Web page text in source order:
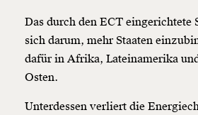
Das durch den ECT eingerichtete
sich darum, mehr Staaten
dafür in Afrika, Lateinamerika
Osten.
Unterdessen verliert die